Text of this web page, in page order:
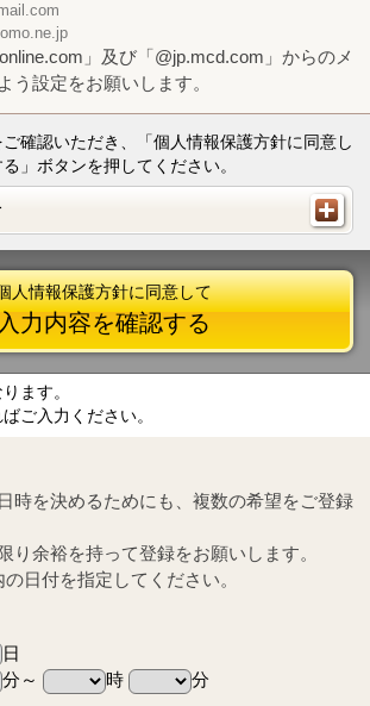
」及び「@jp.mcd.com」からのメ
う設定をお願いします。
確認いただき、「個人情報保護方針に同意し
」ボタンを押してください。
0314
人情報保護方針に同意して
入力内容を確認する
ます。
ご入力ください。
時を決めるためにも、複数の希望をご登録
り余裕を持って登録をお願いします。
日付を指定してください。
日
分～ 時
分